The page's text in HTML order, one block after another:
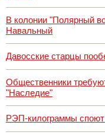
В колонии "Полярный
Навальный
Давосские старцы
Общественники
"Наследие"
РЭП-килограммы